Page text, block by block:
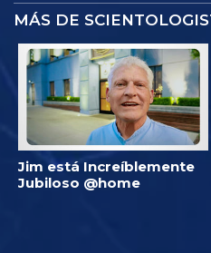
MÁS DE
Jim está Increíblemente
Jubiloso @home